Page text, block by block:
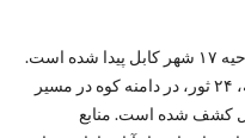
منابع محلی می‌گویند اجساد دو دختر در ناحیه ۱۷ شهر کابل پیدا شده است.
به گفته این منابع، این اجساد روز پنج‌شنبه، ۲۴ ثور، در دامنه کوه در مسیر
کشف شده است. منابع